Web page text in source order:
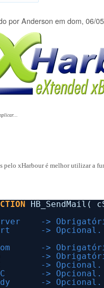
porAnderson emdom, 06/
pelo xHarbour é melhor utilizar a
->
->
->
->
->
->
->